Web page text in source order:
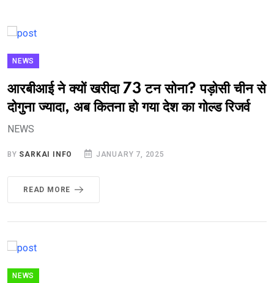
NEWS
आरबीआई ने क्‍यों खरीदा 73 टन सोना? पड़ोसी चीन से
दोगुना ज्‍यादा, अब कितना हो गया देश का गोल्‍ड रिजर्व
NEWS
BY SARKAI INFO JANUARY 7, 2025
READ MORE
NEWS